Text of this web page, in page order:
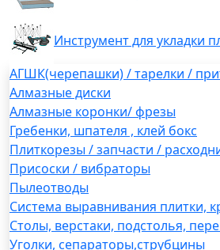
Инструмент для укладки
АГШК(черепашки) / тарелки /
Алмазные диски
Алмазные коронки/ фрезы
Гребенки, шпателя , клей бокс
Плиткорезы / запчасти /
Присоски / вибраторы
Пылеотводы
Система выравнивания плитки,
Столы, верстаки, подстолья,
Уголки, сепараторы,струбцины